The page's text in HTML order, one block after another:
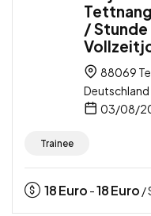
/
88069
Deutschland
03/08/
Trainee
18Euro -18Euro /